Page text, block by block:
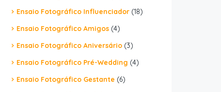
Ensaio Fotográfico Influenciador (18)
Ensaio Fotográfico Amigos (4)
Ensaio Fotográfico Aniversário (3)
Ensaio Fotográfico Pré-Wedding (4)
Ensaio Fotográfico Gestante (6)